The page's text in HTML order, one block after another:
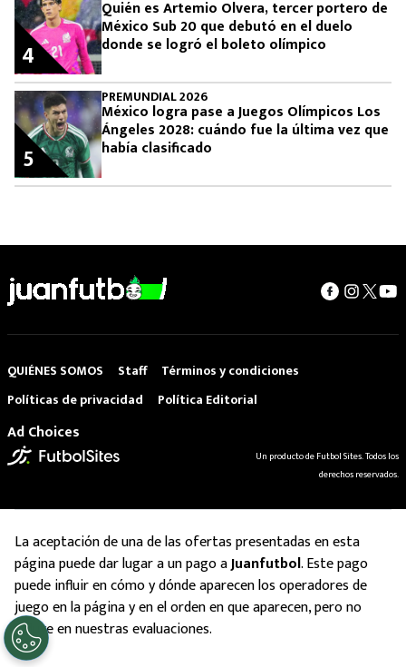
Quién es Artemio Olvera, tercer portero de
México Sub 20 que debutó en el duelo
donde se logró el boleto olímpico
4
PREMUNDIAL 2026
México logra pase a Juegos Olímpicos Los
Ángeles 2028: cuándo fue la última vez que
había clasificado
5
QUIÉNES SOMOS Staff
Términos y condiciones
Políticas de privacidad
Política Editorial
Ad Choices
Un producto de Futbol Sites. Todos los
derechos reservados.
La aceptación de una de las ofertas presentadas en esta
página puede dar lugar a un pago aJuanfutbol. Este pago
puede influir en cómo y dónde aparecen los operadores de
juego en la página y en el orden en que aparecen, pero no
influye en nuestras evaluaciones.